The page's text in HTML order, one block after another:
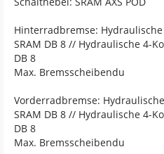
Hinterradbremse:
SRAM DB 8 // Hydraulische 4-
DB 8
Max. Bremsscheibendu
Vorderradbremse:
SRAM DB 8 // Hydraulische 4-
DB 8
Max. Bremsscheibendu